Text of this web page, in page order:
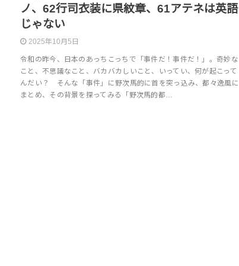
ノ、62行司衣装に県紋章、61アテネは英語
じゃない
2025年10月5日
令和の昨今、日本のあっちこっちで「事件だ！事件だ！」。奇妙な
こと、不思議なこと、バカバカしいこと、いってい、何が起こって
んだい？ そんな「事件」に野次馬的に首を突っ込み、都々逸風に
まとめ、その背景を探ってみる「野次馬的都…